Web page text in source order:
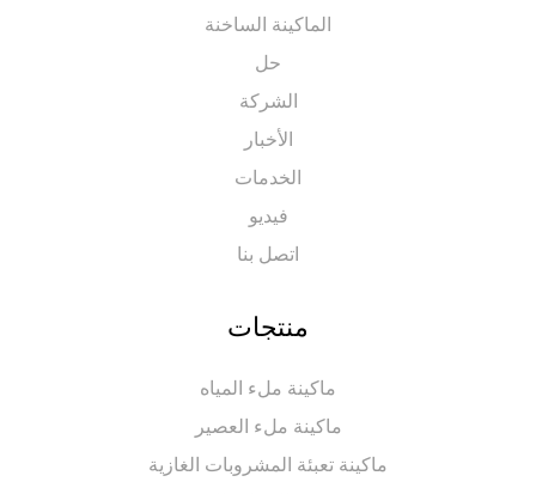
الماكينة الساخنة
الشركة
الخدمات
اتصل بنا
منتجات
ماكينة ملء المياه
ماكينة ملء العصير
ماكينة تعبئة المشروبات الغازية